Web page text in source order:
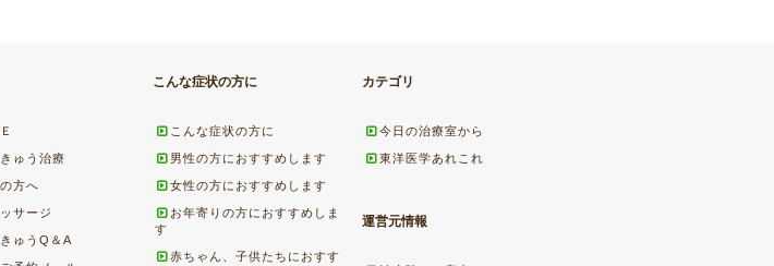
ゅう治療
方へ
サージ
ゅうQ＆A
こんな症状の方に
こんな症状の方に
男性の方におすすめします
女性の方におすすめします
お年寄りの方におすすめしま
す
赤ちゃん、子供たちにおすす
カテゴリ
今日の治療室から
東洋医学あれこれ
運営元情報